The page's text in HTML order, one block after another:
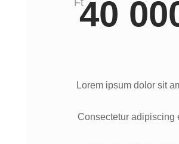
40
Lorem ipsum dolor sit
Consectetur adipiscing